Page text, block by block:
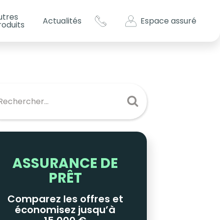
?
Actualités Espace assuré
ASSURANCE DE
PRÊT
Comparez les offres et
économisez jusqu’à